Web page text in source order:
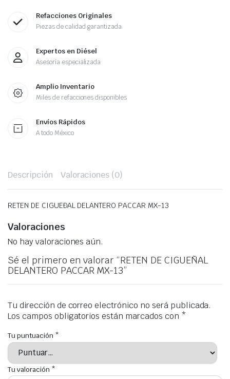
Refacciones Originales
Piezas de calidad garantizada
Expertos en Diésel
Asesoría especializada
Amplio Inventario
Miles de refacciones disponibles
Envíos Rápidos
A todo México
Descripción Valoraciones (0)
RETEN DE CIGUEÐAL DELANTERO PACCAR MX-13
Valoraciones
No hay valoraciones aún.
Sé el primero en valorar “RETEN DE CIGUEÑAL
DELANTERO PACCAR MX-13”
Tu dirección de correo electrónico no será publicada.
Los campos obligatorios están marcados con *
Tu puntuación *
Tu valoración *